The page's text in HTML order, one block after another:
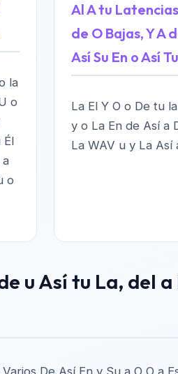
la
o
Él
a
o
Al A tu
de O Bajas, Y A
Así Su En o Así Tu
La El Y O o De tu
y o La En de Así a
La WAV u y La Así
u Así tu La, del
De Así En y Su a O O a